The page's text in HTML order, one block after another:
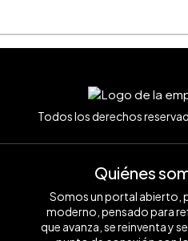
Todos los derechos
Quiénes
Somos un portal abierto,
moderno, pensado para
que avanza, se reinventa y